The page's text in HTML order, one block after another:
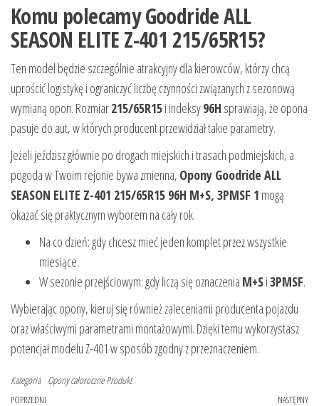
Komu polecamy Goodride ALL
SEASON ELITE Z-401 215/65R15?
Ten model będzie szczególnie atrakcyjny dla kierowców, którzy chcą
uprościć logistykę i ograniczyć liczbę czynności związanych z sezonową
wymianą opon. Rozmiar215/65R15i indeksy96H sprawiają, że opona
pasuje do aut, w których producent przewidział takie parametry.
Jeżeli jeździsz głównie po drogach miejskich i trasach podmiejskich, a
pogoda w Twoim rejonie bywa zmienna, Opony Goodride ALL
SEASON ELITE Z-401 215/65R15 96H M+S, 3PMSF 1 mogą
okazać się praktycznym wyborem na cały rok.
Na co dzień: gdy chcesz mieć jeden komplet przez wszystkie
miesiące.
W sezonie przejściowym: gdy liczą się oznaczenia M+Si3PMSF.
Wybierając opony, kieruj się również zaleceniami producenta pojazdu
oraz właściwymi parametrami montażowymi. Dzięki temu wykorzystasz
potencjał modelu Z-401 w sposób zgodny z przeznaczeniem.
Kategoria Opony całoroczne Produkt
Poprzedni
POPRZEDNI NASTĘPNY